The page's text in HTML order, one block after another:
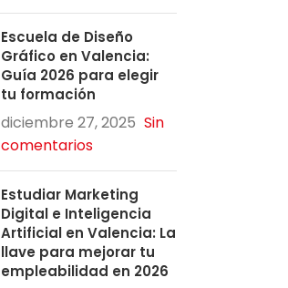
Escuela de Diseño
Gráfico en Valencia:
Guía 2026 para elegir
tu formación
diciembre 27, 2025 Sin
comentarios
Estudiar Marketing
Digital e Inteligencia
Artificial en Valencia: La
llave para mejorar tu
empleabilidad en 2026